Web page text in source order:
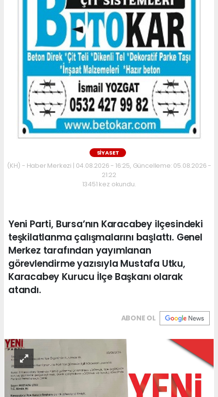
SİYASET
(KH) - Haber Merkezi | 04.08.2026 - 16:25, Güncelleme: 05.08.2026 -
21:22
13451 kez okundu.
Yeni Parti, Bursa’nın Karacabey ilçesindeki
teşkilatlanma çalışmalarını başlattı. Genel
Merkez tarafından yayımlanan
görevlendirme yazısıyla Mustafa Utku,
Karacabey Kurucu İlçe Başkanı olarak
atandı.
ABONE OL